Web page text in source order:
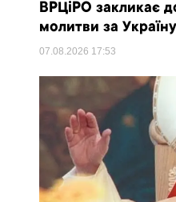
ВРЦіРО закликає
молитви за
07.08.2026 17:53